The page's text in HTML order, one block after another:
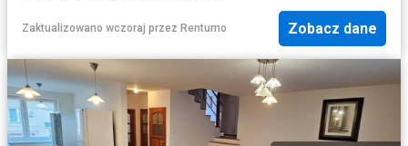
Zaktualizowano wczoraj przez Rentumo Zobacz dane